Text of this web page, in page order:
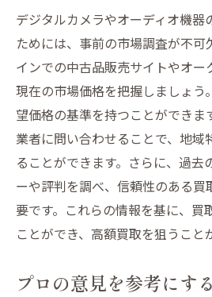
デジタルカメラやオーディオ機器
ためには、事前の市場調査が不可
インでの中古品販売サイトやオー
現在の市場価格を把握しましょう
望価格の基準を持つことができま
業者に問い合わせることで、地域
ることができます。さらに、過去
ーや評判を調べ、信頼性のある
要です。これらの情報を基に、買
ことができ、高額買取を狙うこと
プロの意見を参考にす